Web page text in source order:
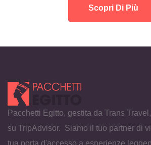
Scopri Di Più
Pacchetti Egitto, gestita da Trans
su TripAdvisor. Siamo il tuo partner di
tua porta d'accesso a esperienze